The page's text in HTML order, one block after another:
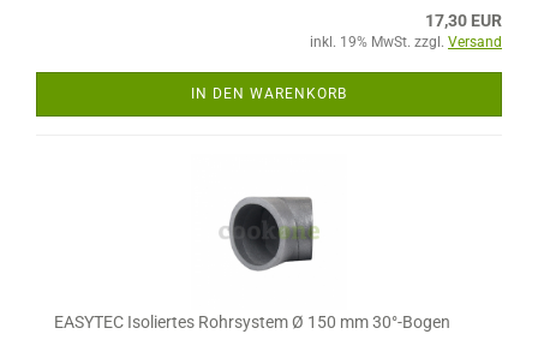
17,30 EUR
inkl. 19% MwSt. zzgl. Versand
IN DEN WARENKORB
EASYTEC Isoliertes Rohrsystem Ø 150 mm 30°-Bogen